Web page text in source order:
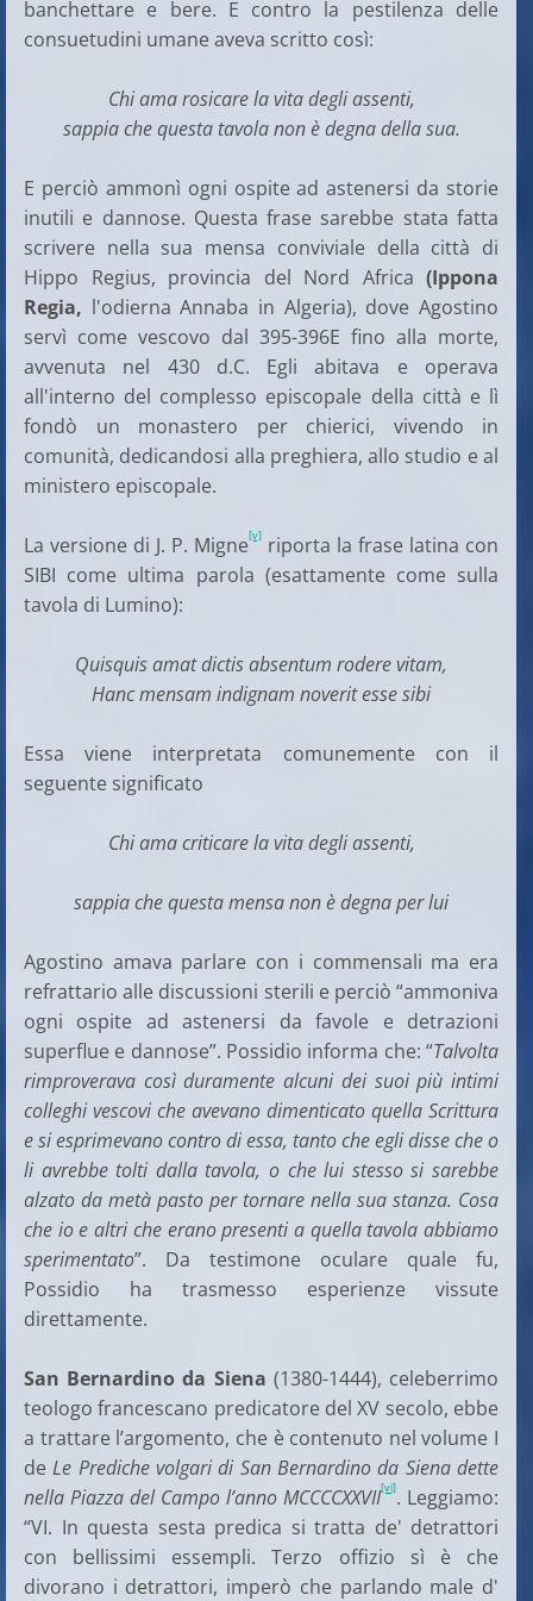
banchettare e bere. E contro la pestilenza delle
consuetudini umane aveva scritto così:
Chi ama rosicare la vita degli assenti,
sappia che questa tavola non è degna della sua.
E perciò ammonì ogni ospite ad astenersi da storie
inutili e dannose. Questa frase sarebbe stata fatta
scrivere nella sua mensa conviviale della città di
Hippo Regius, provincia del Nord Africa(Ippona
Regia, l'odierna Annaba in Algeria), dove Agostino
servì come vescovo dal 395-396E fino alla morte,
avvenuta nel 430 d.C. Egli abitava e operava
all'interno del complesso episcopale della città e lì
fondò un monastero per chierici, vivendo in
comunità, dedicandosi alla preghiera, allo studio e al
ministero episcopale.
La versione di J. P. Migne[v] riporta la frase latina con
SIBI come ultima parola (esattamente come sulla
tavola di Lumino):
Quisquis amat dictis absentum rodere vitam,
Hanc mensam indignam noverit esse sibi
Essa viene interpretata comunemente con il
seguente significato
Chi ama criticare la vita degli assenti,
sappia che questa mensa non è degna per lui
Agostino amava parlare con i commensali ma era
refrattario alle discussioni sterili e perciò “ammoniva
ogni ospite ad astenersi da favole e detrazioni
superflue e dannose”. Possidio informa che: “Talvolta
rimproverava così duramente alcuni dei suoi più intimi
colleghi vescovi che avevano dimenticato quella Scrittura
e si esprimevano contro di essa, tanto che egli disse che o
li avrebbe tolti dalla tavola, o che lui stesso si sarebbe
alzato da metà pasto per tornare nella sua stanza. Cosa
che io e altri che erano presenti a quella tavola abbiamo
sperimentato”. Da testimone oculare quale fu,
Possidio ha trasmesso esperienze vissute
direttamente.
San Bernardino da Siena (1380-1444), celeberrimo
teologo francescano predicatore del XV secolo, ebbe
a trattare l’argomento, che è contenuto nel volume I
deLe Prediche volgari di San Bernardino da Siena dette
nella Piazza del Campo l’anno MCCCCXXVII[vi]. Leggiamo:
“VI. In questa sesta predica si tratta de' detrattori
con bellissimi essempli. Terzo offizio sì è che
divorano i detrattori, imperò che parlando male d'